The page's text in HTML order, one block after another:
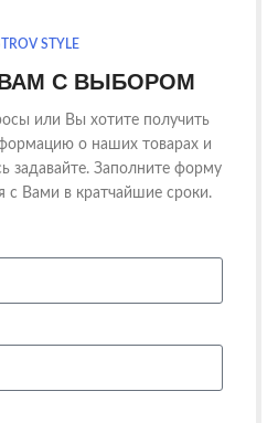
STYLE
С ВЫБОРОМ
или Вы хотите получить
о наших товарах и
задавайте. Заполните форму
Вами в кратчайшие сроки.